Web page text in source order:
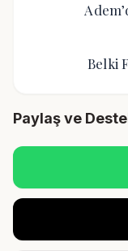
Belki
Paylaş ve